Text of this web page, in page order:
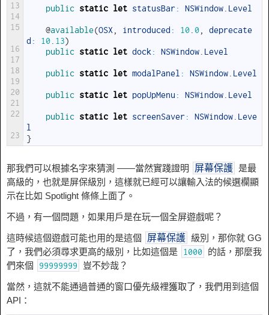
13
14
15
16
17
18
19
20
21
22
23
public static let statusBar: NSWindow Level
@available(OSX introduced : 10 0
deprecate
d : 10 13)
public static let dock : NSWindow Level
public static let modalPanel : NSWindow Level
public static let popUpMenu : NSWindow Level
public static let screenSaver: NSWindow Leve
l
}
那我們可以根據名字來猜測 ——當然實踐證明 屏幕保護
是最
高級的，也就是屏保級別，這樣就已經可以讓輸入法的候選欄顯
示在比如 Spotlight 條條上面了。
不過，有一個問題，如果用戶是在玩一個全屏遊戲呢？
這時候這個遊戲可能也用的是這個 屏幕保護
級別，那你就 GG
了，我們必須尋求更高的級別，比如這個是
1000
的話，那麼我
們來個
99999999 豈不妙哉？
當然，這就不能通過普通的窗口優先級裡獲取了，我們用到這個
API：